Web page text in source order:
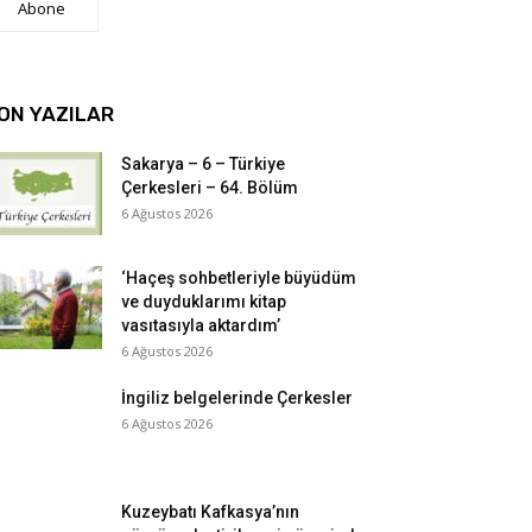
Abone
YAZILAR
Sakarya – 6 – Türkiye
Çerkesleri – 64. Bölüm
6 Ağustos 2026
‘Haçeş sohbetleriyle büyüdüm
ve duyduklarımı kitap
vasıtasıyla aktardım’
6 Ağustos 2026
İngiliz belgelerinde Çerkesler
6 Ağustos 2026
Kuzeybatı Kafkasya’nın